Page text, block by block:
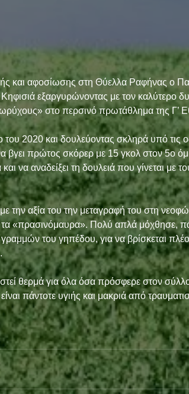
και αφοσίωσης στη Θύελλα Ραφήνας ο
Κηφισιά εξαργυρώνοντας με τον καλύτερο
στο περσινό πρωτάθλημα της Γ’
2020 και δουλεύοντας σκληρά υπό τις
πρώτος σκόρερ με 15 γκολ στον 5ο
να αναδείξει τη δουλειά που γίνεται με
την αξία του την μεταγραφή του στη
«πρασινόμαυρα». Πολύ απλά μόχθησε,
του γηπέδου, για να βρίσκεται
θερμά για όλα όσα πρόσφερε στον
πάντοτε υγιής και μακριά από